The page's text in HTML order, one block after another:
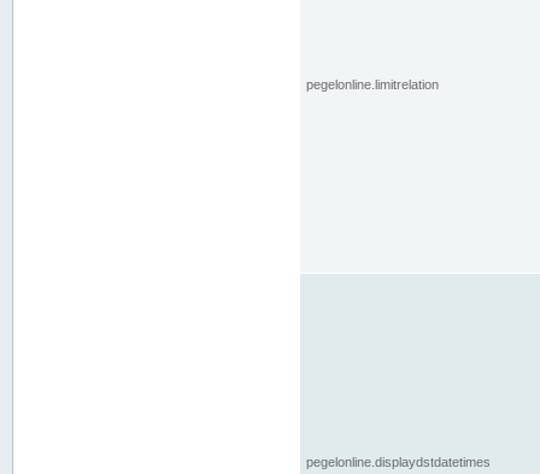
pegelonline.limitrelation
pegelonline.displaydstdatetimes